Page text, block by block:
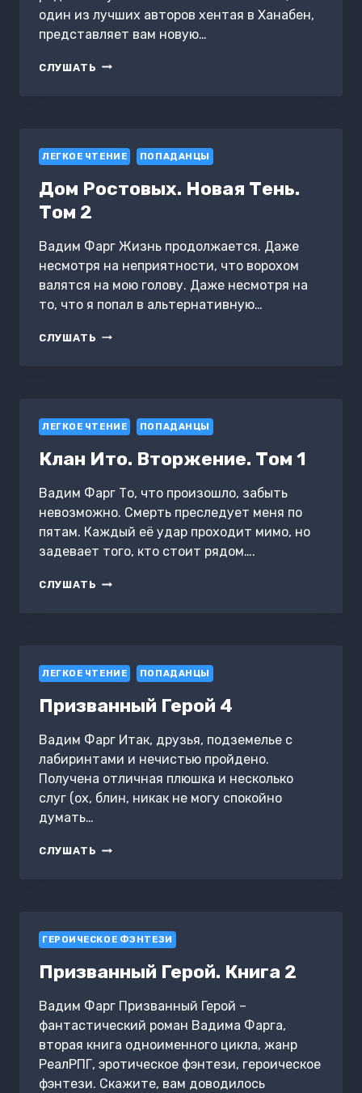
один из лучших авторов хентая в Ханабен,
представляет вам новую…
СЛУШАТЬ КАК
ЛЕГКОЕ ЧТЕНИЕ ПОПАДАНЦЫ
Дом Ростовых. Новая Тень.
Том 2
Вадим Фарг Жизнь продолжается. Даже
несмотря на неприятности, что ворохом
валятся на мою голову. Даже несмотря на
то, что я попал в альтернативную…
СЛУШАТЬ ДОМ
ЛЕГКОЕ ЧТЕНИЕ ПОПАДАНЦЫ
Клан Ито. Вторжение. Том 1
Вадим Фарг То, что произошло, забыть
невозможно. Смерть преследует меня по
пятам. Каждый её удар проходит мимо, но
задевает того, кто стоит рядом….
СЛУШАТЬ КЛАН
ЛЕГКОЕ ЧТЕНИЕ ПОПАДАНЦЫ
Призванный Герой 4
Вадим Фарг Итак, друзья, подземелье с
лабиринтами и нечистью пройдено.
Получена отличная плюшка и несколько
слуг (ох, блин, никак не могу спокойно
думать…
СЛУШАТЬ ПРИЗВАННЫЙ
ГЕРОИЧЕСКОЕ ФЭНТЕЗИ
Призванный Герой. Книга 2
Вадим Фарг Призванный Герой –
фантастический роман Вадима Фарга,
вторая книга одноименного цикла, жанр
РеалРПГ, эротическое фэнтези, героическое
фэнтези. Скажите, вам доводилось